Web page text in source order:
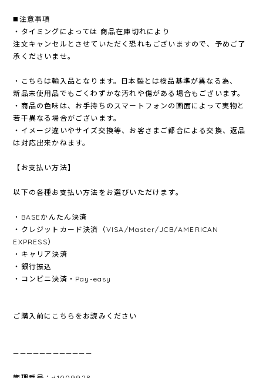
◼️注意事項
・タイミングによっては 商品在庫切れにより
注文キャンセルとさせていただく恐れもございますので、予めご了
承くださいませ。
・こちらは輸入品となります。日本製とは検品基準が異なる為、
新品未使用品でもごくわずかな汚れや傷がある場合もございます。
・商品の色味は、お手持ちのスマートフォンの画面によって実物と
若干異なる場合がございます。
・イメージ違いやサイズ交換等、お客さまご都合による交換、返品
は対応出来かねます。
【お支払い方法】
以下の各種お支払い方法をお選びいただけます。
・BASEかんたん決済
・クレジットカード決済（VISA/Master/JCB/AMERICAN
EXPRESS）
・キャリア決済
・銀行振込
・コンビニ決済・Pay-easy
ご購入前にこちらをお読みください
————————————